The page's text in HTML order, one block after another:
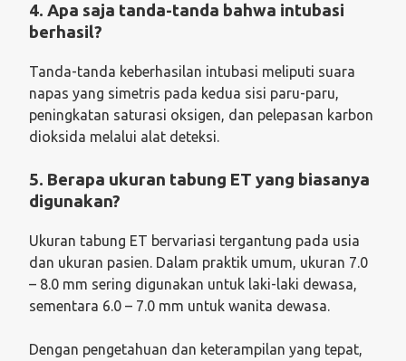
4. Apa saja tanda-tanda bahwa intubasi
berhasil?
Tanda-tanda keberhasilan intubasi meliputi suara
napas yang simetris pada kedua sisi paru-paru,
peningkatan saturasi oksigen, dan pelepasan karbon
dioksida melalui alat deteksi.
5. Berapa ukuran tabung ET yang biasanya
digunakan?
Ukuran tabung ET bervariasi tergantung pada usia
dan ukuran pasien. Dalam praktik umum, ukuran 7.0
– 8.0 mm sering digunakan untuk laki-laki dewasa,
sementara 6.0 – 7.0 mm untuk wanita dewasa.
Dengan pengetahuan dan keterampilan yang tepat,